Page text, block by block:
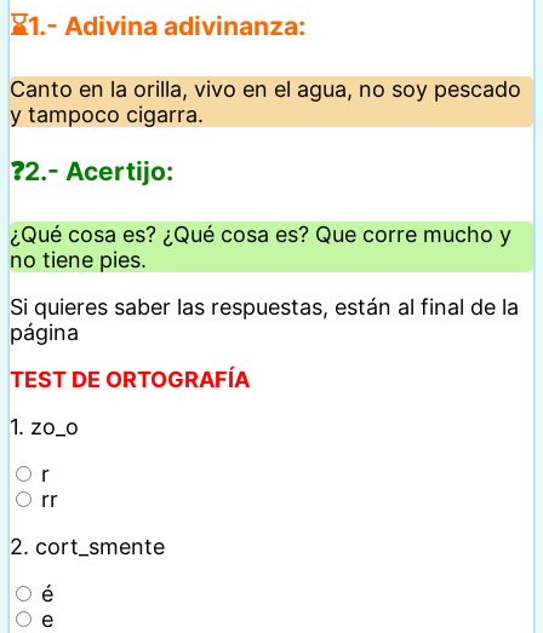
⌛1.- Adivina adivinanza:
Canto en la orilla, vivo en el agua, no soy pescado
y tampoco cigarra.
❓2.- Acertijo:
¿Qué cosa es? ¿Qué cosa es? Que corre mucho y
no tiene pies.
Si quieres saber las respuestas, están al final de la
página
TEST DE ORTOGRAFÍA
1. zo_o
r
rr
2. cort_smente
é
e